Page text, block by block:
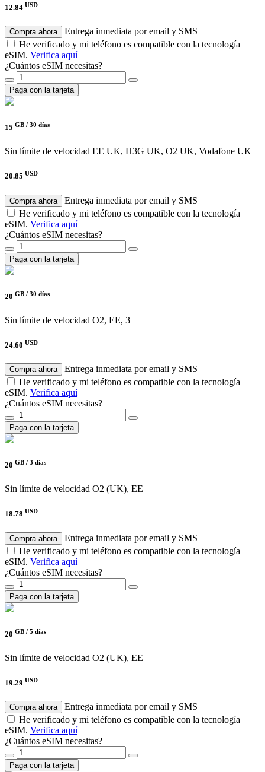
12.84 USD
Compra ahora
Entrega inmediata por email y SMS
He verificado y mi teléfono es compatible con la tecnología
eSIM. Verifica aquí
¿Cuántos eSIM necesitas?
Paga con la tarjeta
15 GB / 30 días
Sin límite de velocidad EE UK, H3G UK, O2 UK, Vodafone UK
20.85 USD
Compra ahora
Entrega inmediata por email y SMS
He verificado y mi teléfono es compatible con la tecnología
eSIM. Verifica aquí
¿Cuántos eSIM necesitas?
Paga con la tarjeta
20 GB / 30 días
Sin límite de velocidad O2, EE, 3
24.60 USD
Compra ahora
Entrega inmediata por email y SMS
He verificado y mi teléfono es compatible con la tecnología
eSIM. Verifica aquí
¿Cuántos eSIM necesitas?
Paga con la tarjeta
20 GB / 3 días
Sin límite de velocidad O2 (UK), EE
18.78 USD
Compra ahora
Entrega inmediata por email y SMS
He verificado y mi teléfono es compatible con la tecnología
eSIM. Verifica aquí
¿Cuántos eSIM necesitas?
Paga con la tarjeta
20 GB / 5 días
Sin límite de velocidad O2 (UK), EE
19.29 USD
Compra ahora
Entrega inmediata por email y SMS
He verificado y mi teléfono es compatible con la tecnología
eSIM. Verifica aquí
¿Cuántos eSIM necesitas?
Paga con la tarjeta